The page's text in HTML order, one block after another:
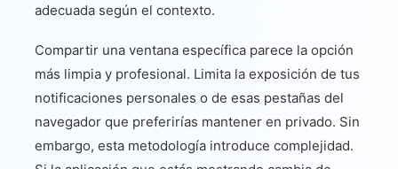
adecuada según el contexto.
Compartir una ventana específica parece la opción
más limpia y profesional. Limita la exposición de tus
notificaciones personales o de esas pestañas del
navegador que preferirías mantener en privado. Sin
embargo, esta metodología introduce complejidad.